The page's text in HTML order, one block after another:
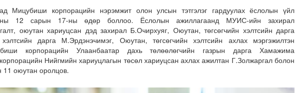
Мицубиши корпорацийн нэрэмжит олон улсын тэтгэлэг гардуулах ёслолын үйл
12 сарын 17-ны өдөр боллоо. Ёслолын ажиллагаанд МУИС-ийн захирал
оюутан хариуцсан дэд захирал Б.Очирхуяг, Оюутан, төгсөгчийн хэлтсийн дарга
дарга М.Эрдэнэчимэг, Оюутан, төгсөгчийн хэлтсийн ахлах мэргэжилтэн
корпорацийн Улаанбаатар дахь төлөөлөгчийн газрын дарга Хамажима
Нийгмийн хариуцлагын төсөл хариуцсан ахлах ажилтан Г.Золжаргал болон
11 оюутан оролцов.